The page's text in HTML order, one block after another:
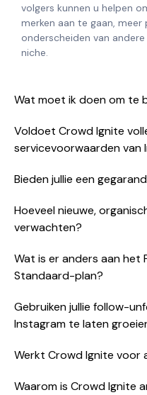
volgers kunnen u helpen
merken aan te gaan,
onderscheiden van
niche.
Wat moet ik doen om te
Voldoet Crowd Ignite
servicevoorwaarden van
Bieden jullie een
Hoeveel nieuwe,
verwachten?
Wat is er anders aan het
Standaard-plan?
Gebruiken jullie follow-
Instagram te laten
Werkt Crowd Ignite voor
Waarom is Crowd Ignite